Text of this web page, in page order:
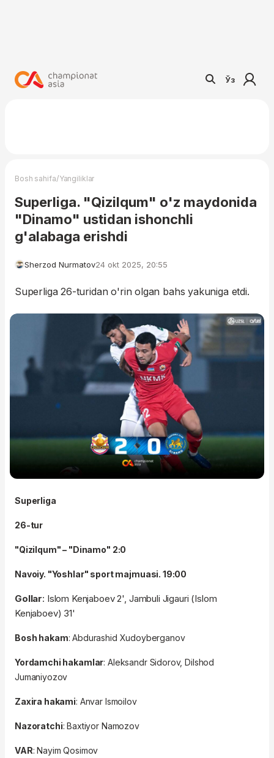
Ўз
Bosh sahifa/Yangiliklar
Superliga. "Qizilqum" o'z maydonida
"Dinamo" ustidan ishonchli
g'alabaga erishdi
Sherzod Nurmatov24 okt 2025, 20:55
Superliga 26-turidan o'rin olgan bahs yakuniga etdi.
Superliga
26-tur
"Qizilqum" – "Dinamo" 2:0
Navoiy. "Yoshlar" sport majmuasi. 19:00
Gollar: Islom Kenjaboev 2', Jambuli Jigauri (Islom
Kenjaboev) 31'
Bosh hakam: Abdurashid Xudoyberganov
Yordamchi hakamlar: Aleksandr Sidorov, Dilshod
Jumaniyozov
Zaxira hakami: Anvar Ismoilov
Nazoratchi: Baxtiyor Namozov
VAR: Nayim Qosimov